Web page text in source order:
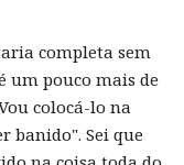
completa sem
um pouco mais de
colocá-lo na
banido". Sei que